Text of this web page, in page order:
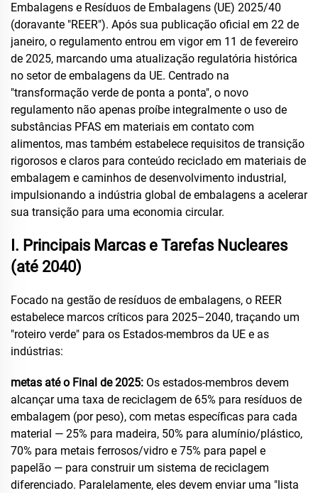
Embalagens e Resíduos de Embalagens (UE) 2025/40
(doravante "REER"). Após sua publicação oficial em 22 de
janeiro, o regulamento entrou em vigor em 11 de fevereiro
de 2025, marcando uma atualização regulatória histórica
no setor de embalagens da UE. Centrado na
"transformação verde de ponta a ponta", o novo
regulamento não apenas proíbe integralmente o uso de
substâncias PFAS em materiais em contato com
alimentos, mas também estabelece requisitos de transição
rigorosos e claros para conteúdo reciclado em materiais de
embalagem e caminhos de desenvolvimento industrial,
impulsionando a indústria global de embalagens a acelerar
sua transição para uma economia circular.
I. Principais Marcas e Tarefas Nucleares
(até 2040)
Focado na gestão de resíduos de embalagens, o REER
estabelece marcos críticos para 2025–2040, traçando um
"roteiro verde" para os Estados-membros da UE e as
indústrias:
metas até o Final de 2025: Os estados-membros devem
alcançar uma taxa de reciclagem de 65% para resíduos de
embalagem (por peso), com metas específicas para cada
material — 25% para madeira, 50% para alumínio/plástico,
70% para metais ferrosos/vidro e 75% para papel e
papelão — para construir um sistema de reciclagem
diferenciado. Paralelamente, eles devem enviar uma "lista